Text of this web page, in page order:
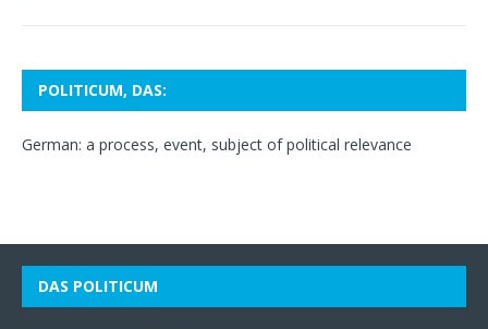
POLITICUM, DAS:
German: a process, event, subject of political relevance
DAS POLITICUM